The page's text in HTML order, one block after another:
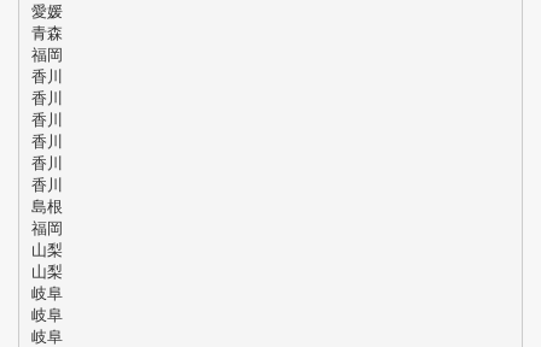
愛媛
青森
福岡
香川
香川
香川
香川
香川
香川
島根
福岡
山梨
山梨
岐阜
岐阜
岐阜